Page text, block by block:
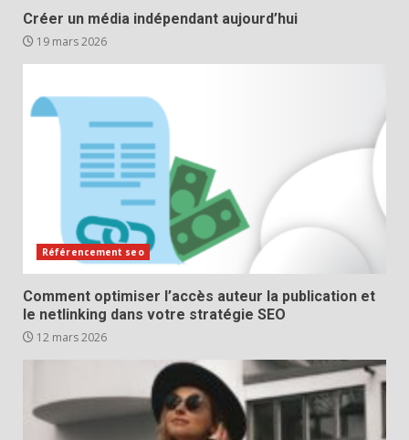
Créer un média indépendant aujourd’hui
19 mars 2026
Référencement seo
Comment optimiser l’accès auteur la publication et
le netlinking dans votre stratégie SEO
12 mars 2026